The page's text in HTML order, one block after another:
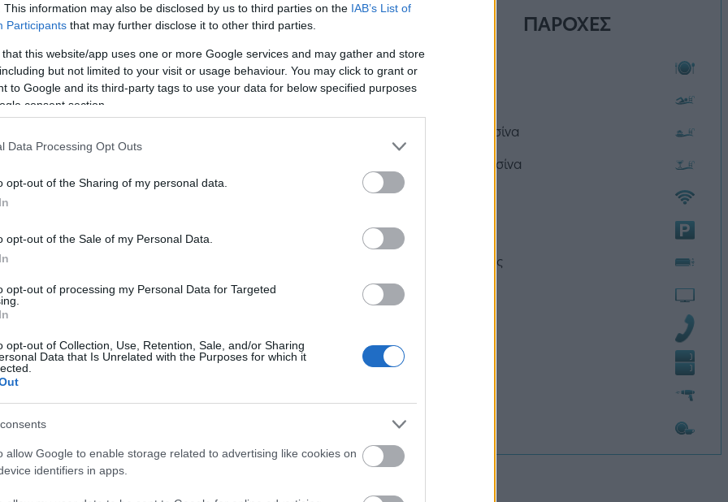
This information may also be disclosed by us to third parties on the IAB’s List of
Participants that may further disclose it to other third parties.
that this website/app uses one or more Google services and may gather and store
but not limited to your visit or usage behaviour. You may click to grant or
to Google and its third-party tags to use your data for below specified purposes
consent section.
Data Processing Opt Outs
opt-out of the Sharing of my personal data.
opt-out of the Sale of my Personal Data.
opt-out of processing my Personal Data for Targeted
opt-out of Collection, Use, Retention, Sale, and/or Sharing
Data that Is Unrelated with the Purposes for which it
allow Google to enable storage related to advertising like cookies on
identifiers in apps.
βρίσκεται σε μια ήσυχη περιοχή δίπλα στη
και το κυριότερο λιμάνι της Καρπάθου.
νερά και ήρεμο περιβάλλον, καθώς και μια
για χαλάρωση στους επισκέπτες του.
φύση. Οι παροχές περιλαμβάνουν
μεγάλο χώρο στάθμευσης. Καθημερινά σερβίρεται
όπου θα βρείτε πολλά εστιατόρια,
ΠΑΡΟΧΕΣ
Παιδική Πισίνα
Bar στην πισίνα
Κλιματισμός